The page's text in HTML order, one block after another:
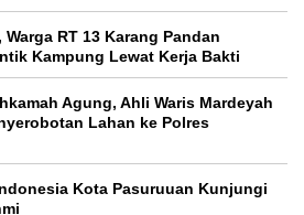
Warga RT 13 Karang Pandan
Kampung Lewat Kerja Bakti
Agung, Ahli Waris Mardeyah
Lahan ke Polres
Kota Pasuruuan Kunjungi